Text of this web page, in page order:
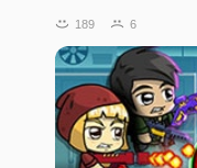
отправитесь в
управлением будут
и сын. Перемещайтесь
и собирайте
189 6